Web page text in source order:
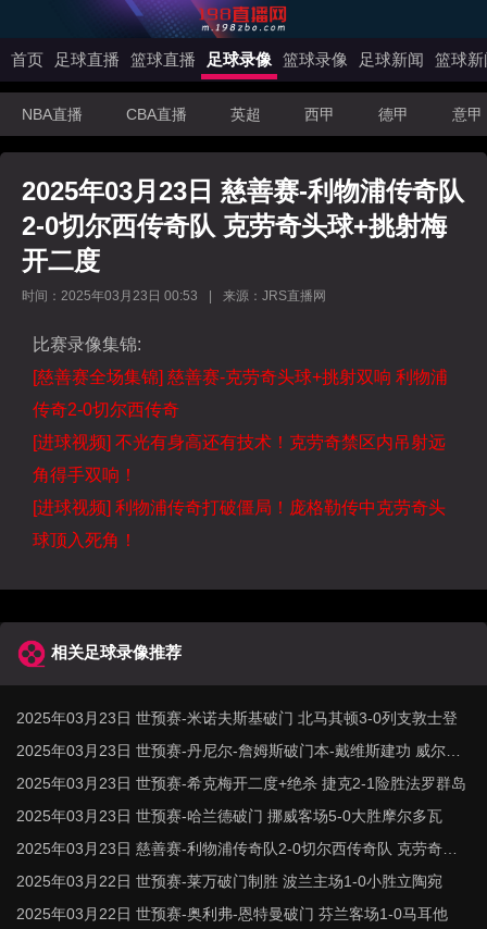
首页 足球直播 篮球直播 足球录像 篮球录像 足球新闻 篮球新
NBA直播 CBA直播 英超 西甲 德甲 意甲
2025年03月23日 慈善赛-利物浦传奇队
2-0切尔西传奇队 克劳奇头球+挑射梅
开二度
时间：2025年03月23日 00:53 来源：JRS直播网
比赛录像集锦:
[慈善赛全场集锦] 慈善赛-克劳奇头球+挑射双响 利物浦
传奇2-0切尔西传奇
[进球视频] 不光有身高还有技术！克劳奇禁区内吊射远
角得手双响！
[进球视频] 利物浦传奇打破僵局！庞格勒传中克劳奇头
球顶入死角！
相关足球录像推荐
2025年03月23日 世预赛-米诺夫斯基破门 北马其顿3-0列支敦士登
2025年03月23日 世预赛-丹尼尔-詹姆斯破门本-戴维斯建功 威尔士3
-1哈萨克斯坦
2025年03月23日 世预赛-希克梅开二度+绝杀 捷克2-1险胜法罗群岛
2025年03月23日 世预赛-哈兰德破门 挪威客场5-0大胜摩尔多瓦
2025年03月23日 慈善赛-利物浦传奇队2-0切尔西传奇队 克劳奇头
球+挑射梅开二度
2025年03月22日 世预赛-莱万破门制胜 波兰主场1-0小胜立陶宛
2025年03月22日 世预赛-奥利弗-恩特曼破门 芬兰客场1-0马耳他